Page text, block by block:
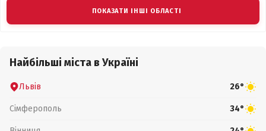
ПОКАЗАТИ ІНШІ ОБЛАСТІ
Найбільші міста в Україні
Львів 26°
Сімферополь 34°